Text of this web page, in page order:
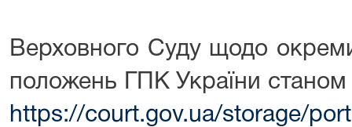
Верховного Суду щодо
положень ГПК України
https://court.gov.ua/storage/